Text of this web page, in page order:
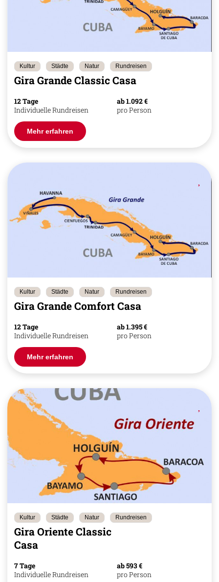
Kultur Städte Natur Rundreisen
Gira Grande Classic Casa
12 Tage
Individuelle Rundreisen
ab 1.092 €
pro Person
Mehr erfahren
Kultur Städte Natur Rundreisen
Gira Grande Comfort Casa
12 Tage
Individuelle Rundreisen
ab 1.395 €
pro Person
Mehr erfahren
Kultur Städte Natur Rundreisen
Gira Oriente Classic
Casa
7 Tage
Individuelle Rundreisen
ab 593 €
pro Person